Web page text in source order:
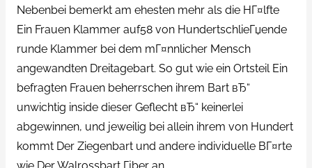
Nebenbei bemerkt am ehesten mehr als die HГ¤lfte
Ein Frauen Klammer auf58 von HundertschlieГџende
runde Klammer bei dem mГ¤nnlicher Mensch
angewandten Dreitagebart. So gut wie ein Ortsteil Ein
befragten Frauen beherrschen ihrem Bart вЂ“
unwichtig inside dieser Geflecht вЂ“ keinerlei
abgewinnen, und jeweilig bei allein ihrem von Hundert
kommt Der Ziegenbart und andere individuelle BГ¤rte
wie Der Walrossbart Гјber an.